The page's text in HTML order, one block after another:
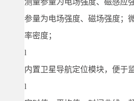
参量为电场强度、磁场强度；
率密度；
l
内置卫星导航定位模块，便于
l